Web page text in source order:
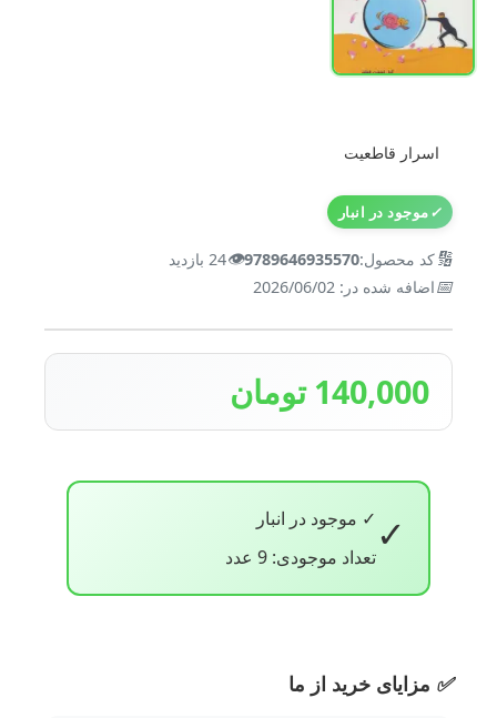
اسرار قاطعیت
✓موجود در انبار
🔢کد محصول:9789646935570
👁️24 بازدید
📅اضافه شده در: 2026/06/02
140,000 تومان
✓ ✓ موجود در انبار
تعداد موجودی: 9 عدد
✅ مزایای خرید از ما